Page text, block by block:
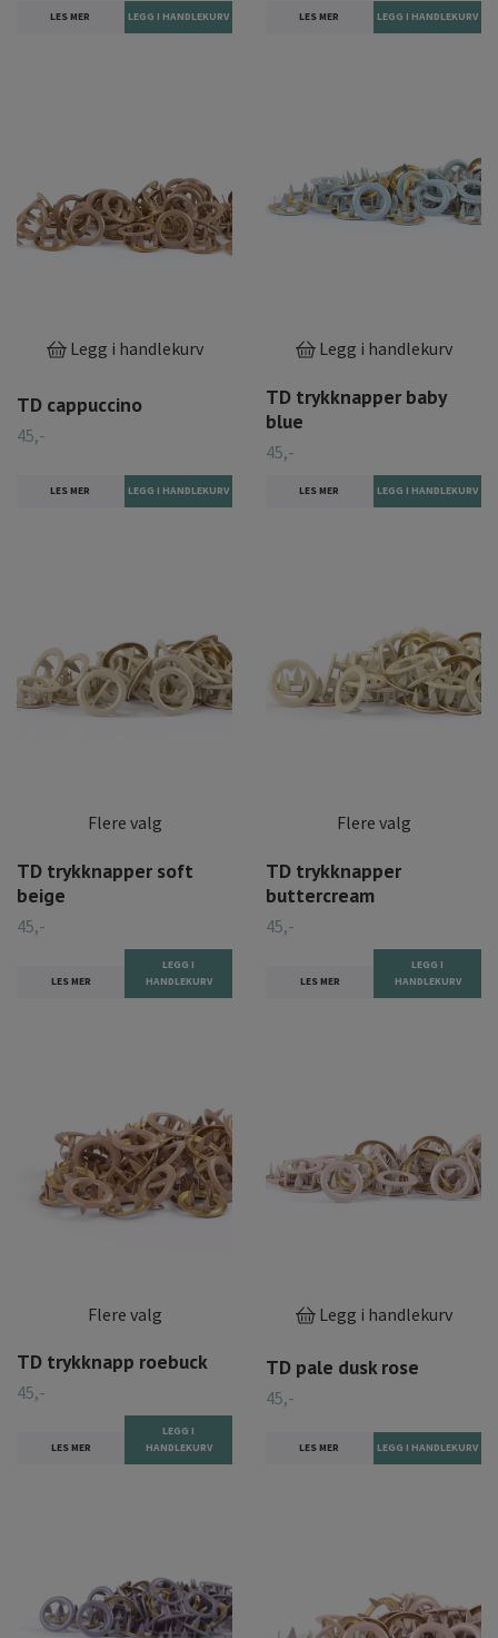
LES MER LES MER
Legg i handlekurv
TD cappuccino
45,-
LES MER
Legg i handlekurv
TD trykknapper baby
blue
45,-
LES MER
Flere valg
TD trykknapper soft
beige
45,-
LES MER
LEGG I
HANDLEKURV
Flere valg
TD trykknapper
buttercream
45,-
LES MER
LEGG I
HANDLEKURV
Flere valg
TD trykknapp roebuck
45,-
LES MER
LEGG I
HANDLEKURV
Legg i handlekurv
TD pale dusk rose
45,-
LES MER